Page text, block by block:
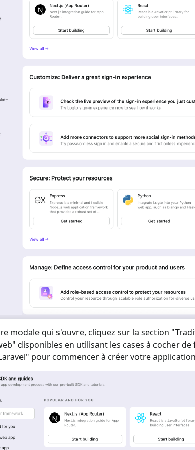
modale qui s'ouvre, cliquez sur la section "
" disponibles en utilisant les cases à cocher
" pour commencer à créer votre